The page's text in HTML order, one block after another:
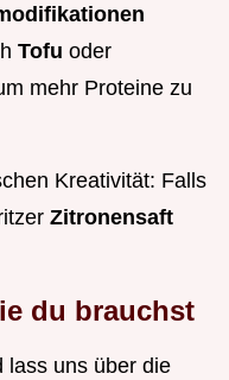
Tofu oder
mehr Proteine zu
Kreativität: Falls
Zitronensaft
du brauchst
lass uns über die